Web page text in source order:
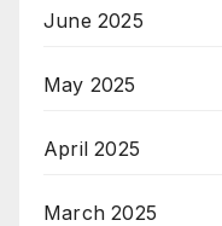
June 2025
May 2025
April 2025
March 2025